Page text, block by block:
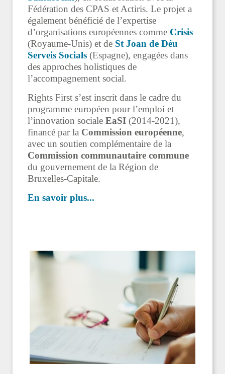
Fédération des CPAS et Actiris. Le projet a
également bénéficié de l’expertise
d’organisations européennes comme Crisis
(Royaume-Unis) et de St Joan de Déu
Serveis Socials (Espagne), engagées dans
des approches holistiques de
l’accompagnement social.
Rights First s’est inscrit dans le cadre du
programme européen pour l’emploi et
l’innovation sociale EaSI (2014-2021),
financé par la Commission européenne,
avec un soutien complémentaire de la
Commission communautaire commune
du gouvernement de la Région de
Bruxelles-Capitale.
En savoir plus...